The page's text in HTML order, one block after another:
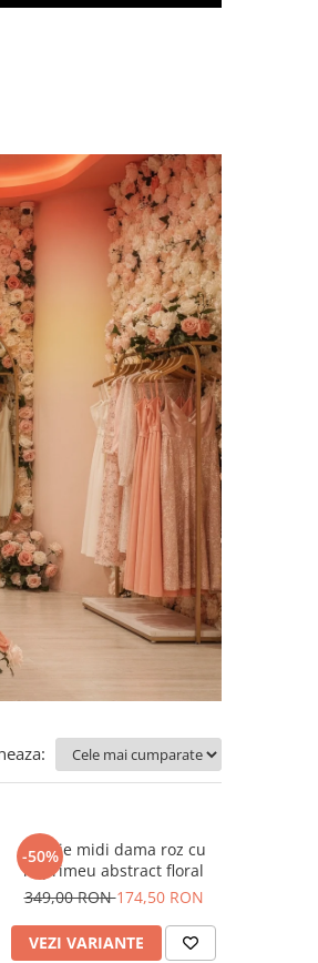
-50%
Rochie midi dama roz cu
imprimeu abstract floral
349,00 RON174,50 RON
VEZI VARIANTE